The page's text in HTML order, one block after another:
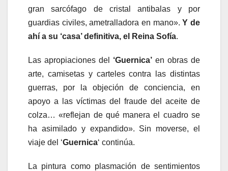
gran sarcófago de cristal antibalas y por
guardias civiles, ametralladora en mano».Y de
ahí a su ‘casa’ definitiva, el Reina Sofía.
Las apropiaciones del ‘Guernica’ en obras de
arte, camisetas y carteles contra las distintas
guerras, por la objeción de conciencia, en
apoyo a las víctimas del fraude del aceite de
colza… «reflejan de qué manera el cuadro se
ha asimilado y expandido». Sin moverse, el
viaje del ‘Guernica‘ continúa.
La pintura como plasmación de sentimientos